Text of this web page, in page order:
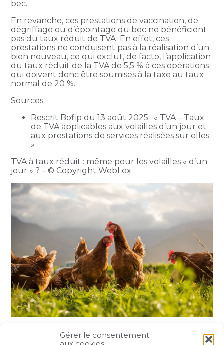
Gérer le consentement
bec.
En revanche, ces prestations de vaccination, de
dégriffage ou d’épointage du bec ne bénéficient
pas du taux réduit de TVA. En effet, ces
prestations ne conduisent pas à la réalisation d’un
bien nouveau, ce qui exclut, de facto, l’application
du taux réduit de la TVA de 5,5 % à ces opérations
qui doivent donc être soumises à la taxe au taux
normal de 20 %.
Sources :
Rescrit Bofip du 13 août 2025 : « TVA – Taux
de TVA applicables aux volailles d’un jour et
aux prestations de services réalisées sur elles
»
TVA à taux réduit : même pour les volailles « d’un
jour » ? – © Copyright WebLex